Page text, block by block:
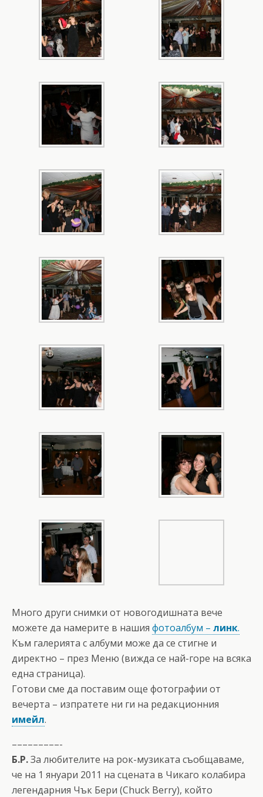
Много други снимки от новогодишната вече
можете да намерите в нашия фотоалбум – линк.
Към галерията с албуми може да се стигне и
директно – през Меню (вижда се най-горе на всяка
една страница).
Готови сме да поставим още фотографии от
вечерта – изпратете ни ги на редакционния
имейл.
–––––––––-
Б.Р.За любителите на рок-музиката съобщаваме,
че на 1 януари 2011 на сцената в Чикаго колабира
легендарния Чък Бери (Chuck Berry), който